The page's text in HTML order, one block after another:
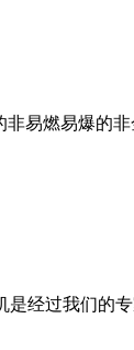
易燃易爆的
经过我们的